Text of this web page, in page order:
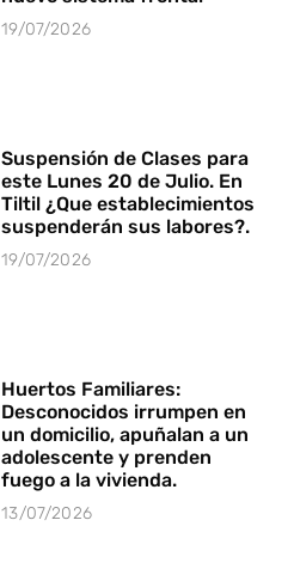
19/07/2026
Suspensión de Clases para
este Lunes 20 de Julio. En
Tiltil ¿Que establecimientos
suspenderán sus labores?.
19/07/2026
Huertos Familiares:
Desconocidos irrumpen en
un domicilio, apuñalan a un
adolescente y prenden
fuego a la vivienda.
13/07/2026